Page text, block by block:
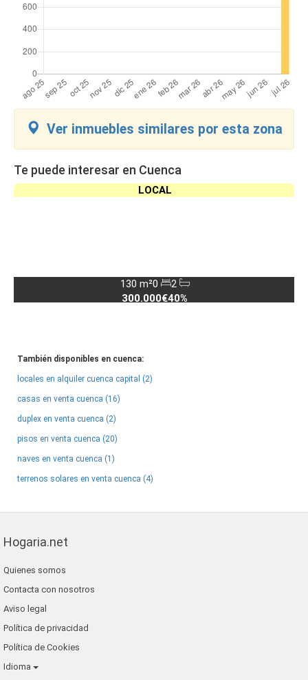
Ver inmuebles similares por esta zona
Te puede interesar en Cuenca
LOCAL
130 m²0
2
300.000€40%
También disponibles en cuenca:
locales en alquiler cuenca capital (2)
casas en venta cuenca (16)
duplex en venta cuenca (2)
pisos en venta cuenca (20)
naves en venta cuenca (1)
terrenos solares en venta cuenca (4)
Hogaria.net
Quienes somos
Contacta con nosotros
Aviso legal
Política de privacidad
Política de Cookies
Idioma